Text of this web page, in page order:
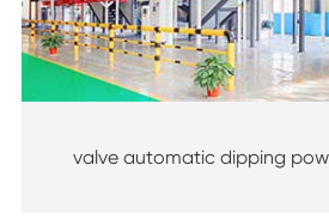
valve automatic dipping